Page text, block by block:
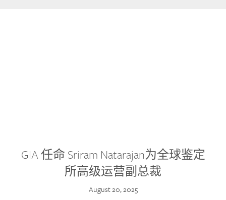
GIA 任命 Sriram Natarajan为全球鉴定
所高级运营副总裁
August 20, 2025